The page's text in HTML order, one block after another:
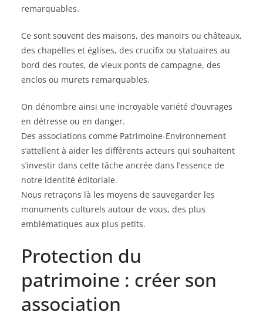
remarquables.
Ce sont souvent des maisons, des manoirs ou châteaux,
des chapelles et églises, des crucifix ou statuaires au
bord des routes, de vieux ponts de campagne, des
enclos ou murets remarquables.
On dénombre ainsi une incroyable variété d’ouvrages
en détresse ou en danger.
Des associations comme Patrimoine-Environnement
s’attellent à aider les différents acteurs qui souhaitent
s’investir dans cette tâche ancrée dans l’essence de
notre identité éditoriale.
Nous retraçons là les moyens de sauvegarder les
monuments culturels autour de vous, des plus
emblématiques aux plus petits.
Protection du
patrimoine : créer son
association